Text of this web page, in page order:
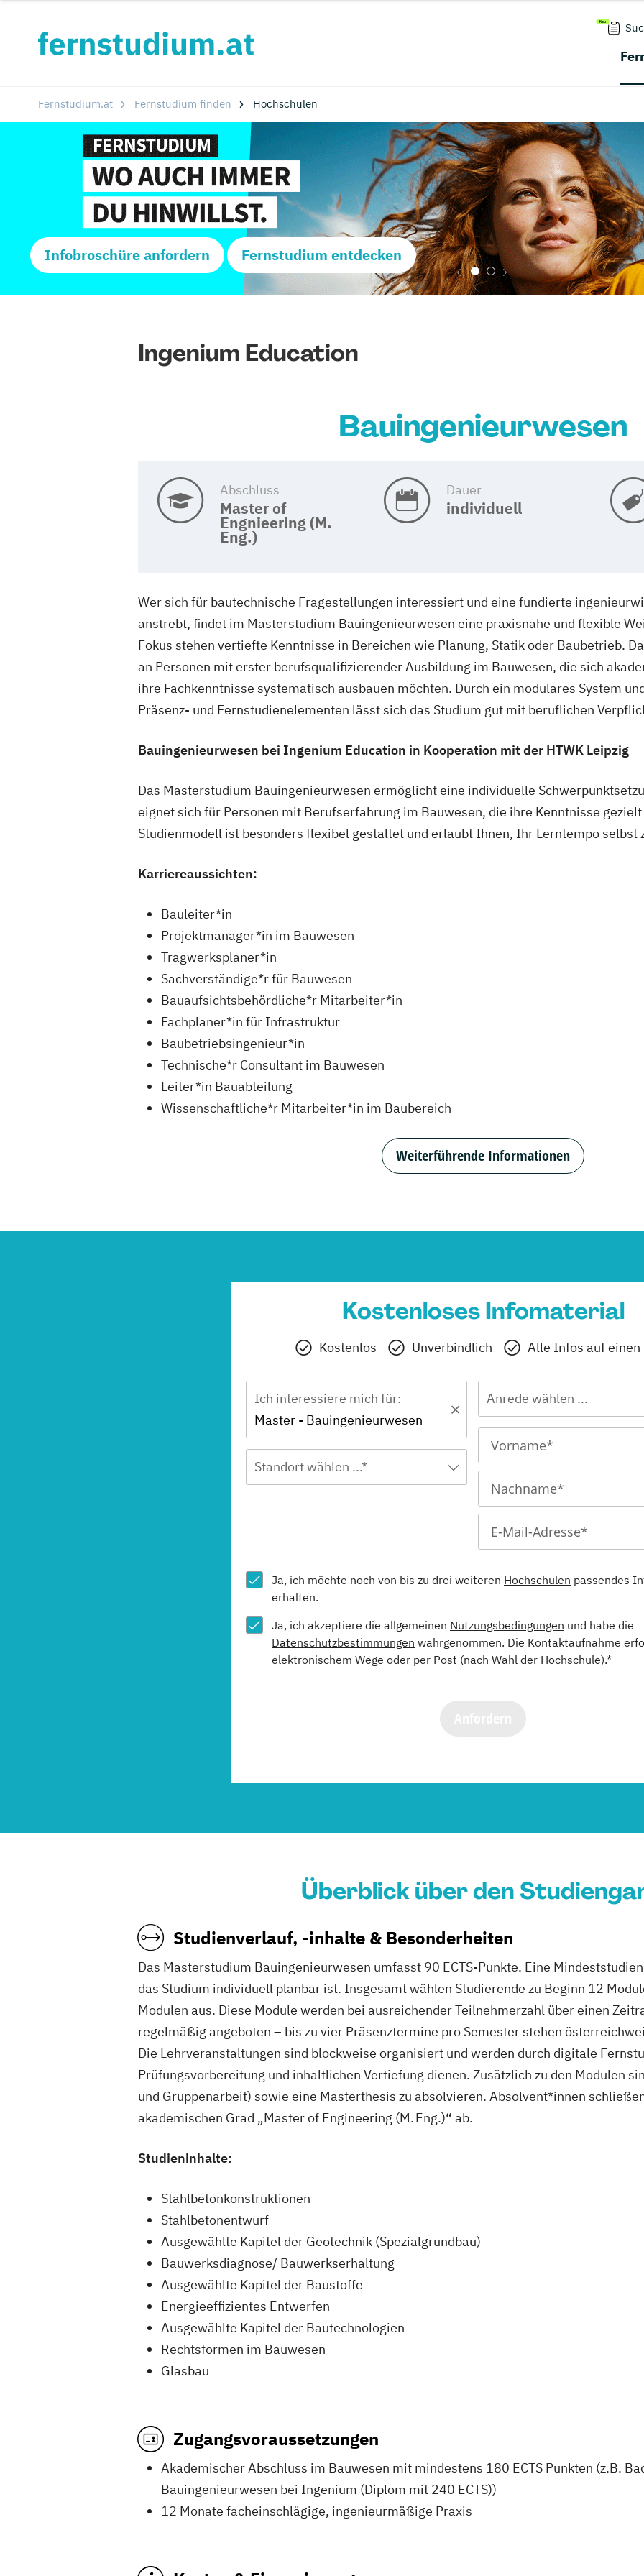
Fernstudium.at Fernstudium finden Hochschulen
Infobroschüre anfordern Fernstudium entdecken
Ingenium Education
Bauingenieurwesen
Abschluss
Master of
Engnieering (M.
Eng.)
Dauer
individuell
Wer sich für bautechnische Fragestellungen interessiert und eine fundierte
anstrebt, findet im Masterstudium Bauingenieurwesen eine praxisnahe und flexible
Fokus stehen vertiefte Kenntnisse in Bereichen wie Planung, Statik oder Baubetrieb.
an Personen mit erster berufsqualifizierender Ausbildung im Bauwesen, die sich
ihre Fachkenntnisse systematisch ausbauen möchten. Durch ein modulares System
Präsenz- und Fernstudienelementen lässt sich das Studium gut mit beruflichen
Bauingenieurwesen bei Ingenium Education in Kooperation mit der HTWK Leipzig
Das Masterstudium Bauingenieurwesen ermöglicht eine individuelle
eignet sich für Personen mit Berufserfahrung im Bauwesen, die ihre Kenntnisse
Studienmodell ist besonders flexibel gestaltet und erlaubt Ihnen, Ihr Lerntempo selbst
Karriereaussichten:
Bauleiter*in
Projektmanager*in im Bauwesen
Tragwerksplaner*in
Sachverständige*r für Bauwesen
Bauaufsichtsbehördliche*r Mitarbeiter*in
Fachplaner*in für Infrastruktur
Baubetriebsingenieur*in
Technische*r Consultant im Bauwesen
Leiter*in Bauabteilung
Wissenschaftliche*r Mitarbeiter*in im Baubereich
Weiterführende Informationen
Kostenloses Infomaterial
Kostenlos Unverbindlich Alle Infos auf einen
Ich interessiere mich für:
Master - Bauingenieurwesen
Standort wählen ...*
Anrede wählen ...
Ja, ich möchte noch von bis zu drei weiteren Hochschulen passendes
erhalten.
Ja, ich akzeptiere die allgemeinen Nutzungsbedingungen und habe die
Datenschutzbestimmungen wahrgenommen. Die Kontaktaufnahme
elektronischem Wege oder per Post (nach Wahl der Hochschule).*
Überblick über den
Studienverlauf, -inhalte & Besonderheiten
Das Masterstudium Bauingenieurwesen umfasst 90 ECTS-Punkte. Eine
das Studium individuell planbar ist. Insgesamt wählen Studierende zu Beginn 12
Modulen aus. Diese Module werden bei ausreichender Teilnehmerzahl über einen
regelmäßig angeboten – bis zu vier Präsenztermine pro Semester stehen
Die Lehrveranstaltungen sind blockweise organisiert und werden durch digitale
Prüfungsvorbereitung und inhaltlichen Vertiefung dienen. Zusätzlich zu den Modulen
und Gruppenarbeit) sowie eine Masterthesis zu absolvieren. Absolvent*innen
akademischen Grad „Master of Engineering (M. Eng.)“ ab.
Studieninhalte:
Stahlbetonkonstruktionen
Stahlbetonentwurf
Ausgewählte Kapitel der Geotechnik (Spezialgrundbau)
Bauwerksdiagnose/ Bauwerkserhaltung
Ausgewählte Kapitel der Baustoffe
Energieeffizientes Entwerfen
Ausgewählte Kapitel der Bautechnologien
Rechtsformen im Bauwesen
Glasbau
Zugangsvoraussetzungen
Akademischer Abschluss im Bauwesen mit mindestens 180 ECTS Punkten (z.B.
Bauingenieurwesen bei Ingenium (Diplom mit 240 ECTS))
12 Monate facheinschlägige, ingenieurmäßige Praxis